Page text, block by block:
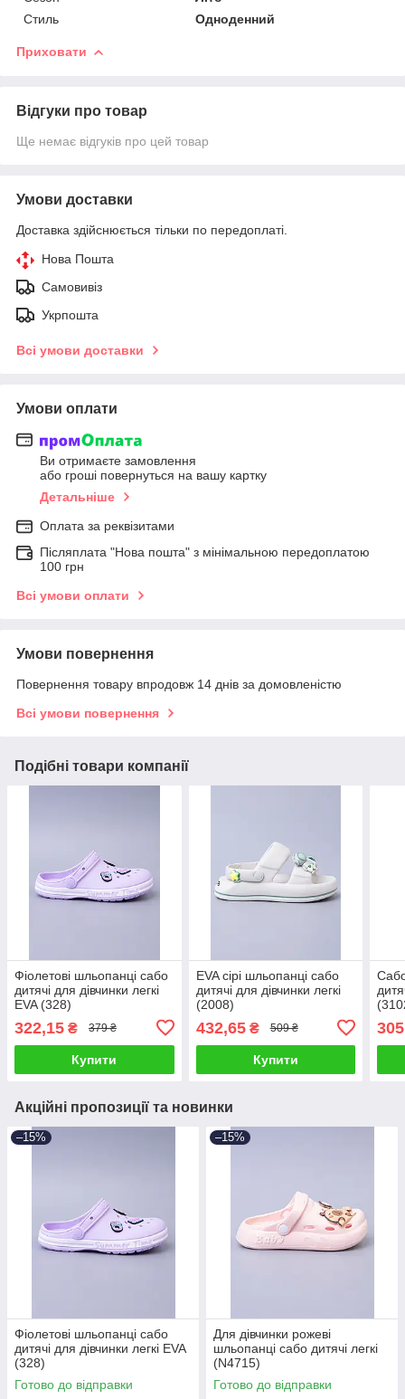
Стиль
Одноденний
Приховати
Відгуки про товар
Ще немає відгуків про цей товар
Умови доставки
Доставка здійснюється тільки по передоплаті.
Нова Пошта
Самовивіз
Укрпошта
Всі умови доставки
Умови оплати
Ви отримаєте замовлення
або гроші повернуться на вашу картку
Детальніше
Оплата за реквізитами
Післяплата "Нова пошта" з мінімальною передоплатою
100 грн
Всі умови оплати
Умови повернення
Повернення товару впродовж 14 днів за домовленістю
Всі умови повернення
Подібні товари компанії
Фіолетові шльопанці сабо
дитячі для дівчинки легкі
EVA (328)
322,15 ₴ 379 ₴
Купити
EVA сірі шльопанці сабо
дитячі для дівчинки легкі
(2008)
432,65₴ 509 ₴
Купити
Акційні пропозиції та новинки
–15%
Фіолетові шльопанці сабо
дитячі для дівчинки легкі EVA
(328)
Готово до відправки
–15%
Для дівчинки рожеві
шльопанці сабо дитячі легкі
(N4715)
Готово до відправки